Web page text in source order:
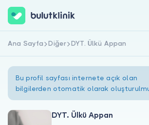
Hemen Kaydol
Ana Sayfa Diğer DYT. Ülkü Appan
Bu profil sayfası internete açık olan
bilgilerden otomatik olarak
DYT. Ülkü Appan